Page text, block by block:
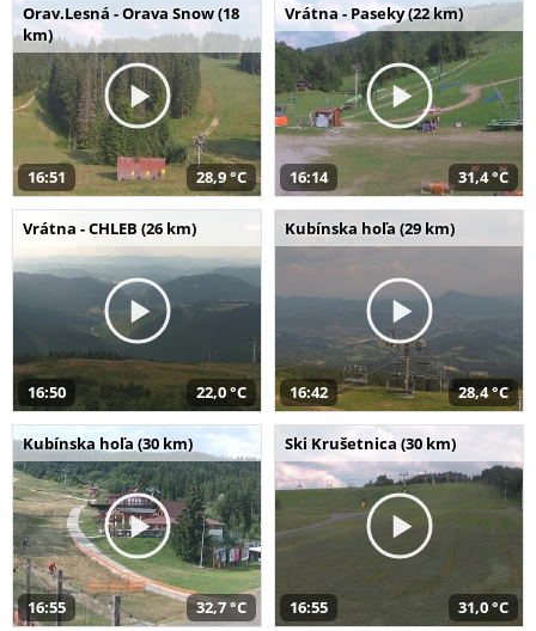
Orav.Lesná - Orava Snow (18
km)
16:51 28,9 °C
Vrátna - Paseky (22 km)
16:14 31,4 °C
Vrátna - CHLEB (26 km)
16:50 22,0 °C
Kubínska hoľa (29 km)
16:42 28,4 °C
Kubínska hoľa (30 km)
16:55 32,7 °C
Ski Krušetnica (30 km)
16:55 31,0 °C